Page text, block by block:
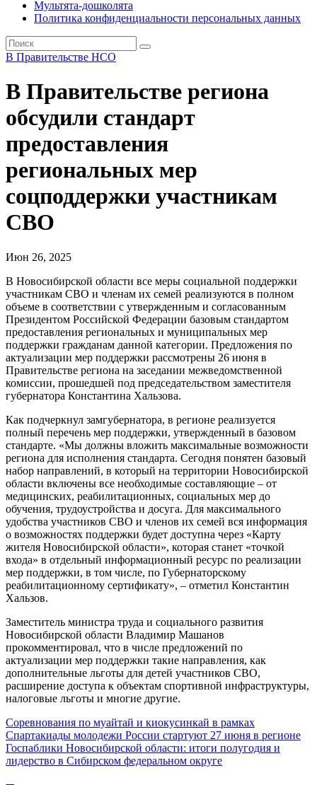
Мультята-дошколята
Политика конфиденциальности персональных данных
В Правительстве НСО
В Правительстве региона
обсудили стандарт
предоставления
региональных мер
соцподдержки участникам
СВО
Июн 26, 2025
В Новосибирской области все меры социальной поддержки
участникам СВО и членам их семей реализуются в полном
объеме в соответствии с утвержденным и согласованным
Президентом Российской Федерации базовым стандартом
предоставления региональных и муниципальных мер
поддержки гражданам данной категории. Предложения по
актуализации мер поддержки рассмотрены 26 июня в
Правительстве региона на заседании межведомственной
комиссии, прошедшей под председательством заместителя
губернатора Константина Хальзова.
Как подчеркнул замгубернатора, в регионе реализуется
полный перечень мер поддержки, утвержденный в базовом
стандарте. «Мы должны вложить максимальные возможности
региона для исполнения стандарта. Сегодня понятен базовый
набор направлений, в который на территории Новосибирской
области включены все необходимые составляющие – от
медицинских, реабилитационных, социальных мер до
обучения, трудоустройства и досуга. Для максимального
удобства участников СВО и членов их семей вся информация
о возможностях поддержки будет доступна через «Карту
жителя Новосибирской области», которая станет «точкой
входа» в отдельный информационный ресурс по реализации
мер поддержки, в том числе, по Губернаторскому
реабилитационному сертификату», – отметил Константин
Хальзов.
Заместитель министра труда и социального развития
Новосибирской области Владимир Машанов
прокомментировал, что в числе предложений по
актуализации мер поддержки такие направления, как
дополнительные льготы для детей участников СВО,
расширение доступа к объектам спортивной инфраструктуры,
налоговые льготы и многие другие.
Навигация
по
записям
Соревнования по муайтай и киокусинкай в рамках
Спартакиады молодежи России стартуют 27 июня в регионе
Госпаблики Новосибирской области: итоги полугодия и
лидерство в Сибирском федеральном округе